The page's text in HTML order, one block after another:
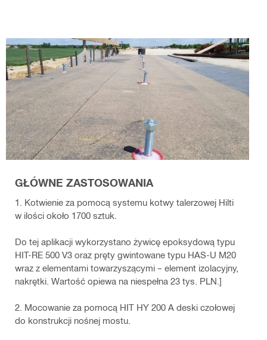
GŁÓWNE ZASTOSOWANIA
1. Kotwienie za pomocą systemu kotwy talerzowej Hilti
w ilości około 1700 sztuk.
Do tej aplikacji wykorzystano żywicę epoksydową typu
HIT-RE 500 V3 oraz pręty gwintowane typu HAS-U M20
wraz z elementami towarzyszącymi – element izolacyjny,
nakrętki. Wartość opiewa na niespełna 23 tys. PLN.]
2. Mocowanie za pomocą HIT HY 200 A deski czołowej
do konstrukcji nośnej mostu.